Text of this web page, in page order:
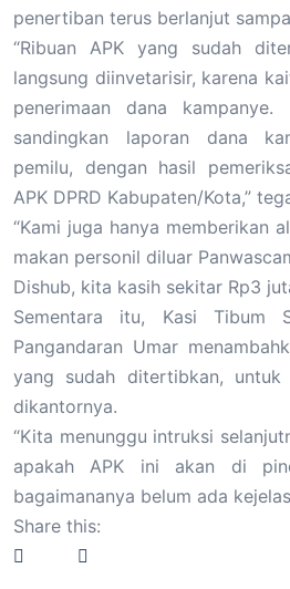
penertiban terus berlanjut
“Ribuan APK yang sudah
langsung diinvetarisir, karena
penerimaan dana
sandingkan laporan dana
pemilu, dengan hasil
APK DPRD Kabupaten/Kota,”
“Kami juga hanya memberikan
makan personil diluar
Dishub, kita kasih sekitar Rp3
Sementara itu, Kasi Tibum
Pangandaran Umar
yang sudah ditertibkan, untuk
dikantornya.
“Kita menunggu intruksi
apakah APK ini akan di
bagaimananya belum ada
Share this: